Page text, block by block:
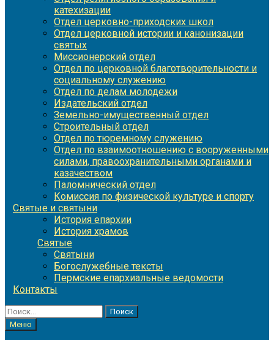
катехизации
Отдел церковно-приходских школ
Отдел церковной истории и канонизации
святых
Миссионерский отдел
Отдел по церковной благотворительности и
социальному служению
Отдел по делам молодежи
Издательский отдел
Земельно-имущественный отдел
Строительный отдел
Отдел по тюремному служению
Отдел по взаимоотношению с вооруженными
силами, правоохранительными органами и
казачеством
Паломнический отдел
Комиссия по физической культуре и спорту
Святые и святыни
История епархии
История храмов
Святые
Святыни
Богослужебные тексты
Пермские епархиальные ведомости
Контакты
Найти:
Меню